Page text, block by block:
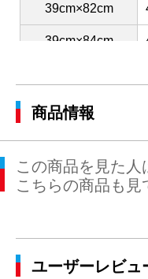
39cm×82cm
39cm×84cm
41cm×82cm
41cm×84cm
41cm×86cm
43cm×86cm
商品情報
この商品を見た人
こちらの商品も見
ユーザーレビュ